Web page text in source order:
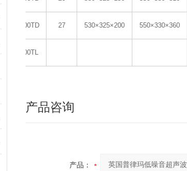
PM6-2700TD 27 530×325×200 550×330×360
PM6-2700TL
产品咨询
产品：